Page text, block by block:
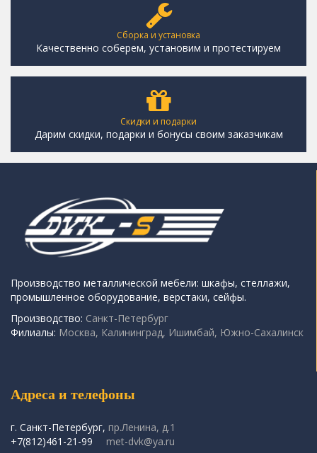
Сборка и установка
Качественно соберем, установим и протестируем
Скидки и подарки
Дарим скидки, подарки и бонусы своим заказчикам
Производство металлической мебели: шкафы, стеллажи,
промышленное оборудование, верстаки, сейфы.
Производство: Санкт-Петербург
Филиалы: Москва, Калининград, Ишимбай, Южно-Сахалинск
Адреса и телефоны
г. Санкт-Петербург, пр.Ленина, д.1
+7(812)461-21-99
met-dvk@ya.ru